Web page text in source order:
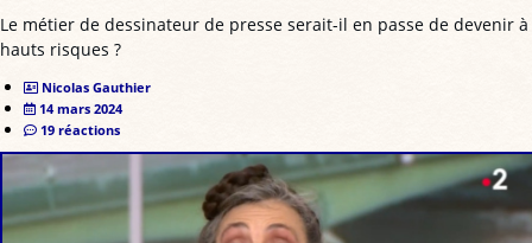
Le métier de dessinateur de presse serait-il en passe de devenir à
hauts risques ?
Nicolas Gauthier
14 mars 2024
19 réactions